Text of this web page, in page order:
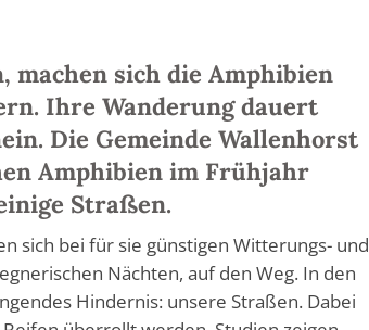
machen sich die Amphibien
Ihre Wanderung dauert
Die Gemeinde Wallenhorst
Amphibien im Frühjahr
Straßen.
sich bei für sie günstigen Witterungs- und
Nächten, auf den Weg. In den
Hindernis: unsere Straßen. Dabei